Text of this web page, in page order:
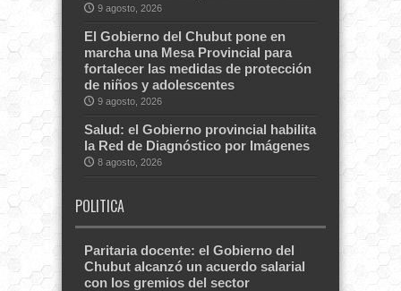
9 agosto, 2026
El Gobierno del Chubut pone en
marcha una Mesa Provincial para
fortalecer las medidas de protección
de niños y adolescentes
9 agosto, 2026
Salud: el Gobierno provincial habilita
la Red de Diagnóstico por Imágenes
8 agosto, 2026
POLITICA
Paritaria docente: el Gobierno del
Chubut alcanzó un acuerdo salarial
con los gremios del sector